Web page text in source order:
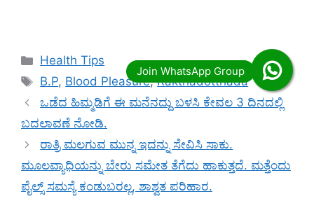
Categories
Health Tips
Tags
B.P, Blood Pleasure,Rakthadotthada
ಒಡೆದ ಹಿಮ್ಮಡಿಗೆ ಈ ಮನೆನದ್ದು ಬಳಸಿ ಕೇವಲ 3 ದಿನದಲ್ಲಿ
ಬದಲಾವಣೆ ನೋಡಿ.
ರಾತ್ರಿ ಮಲಗುವ ಮುನ್ನ ಇದನ್ನು ಸೇವಿಸಿ ಸಾಕು.
ಮೂಲವ್ಯಾಧಿಯನ್ನು ಬೇರು ಸಮೇತ ತೆಗೆದು ಹಾಕುತ್ತದೆ. ಮತ್ತೆಂದು
ಪೈಲ್ಸ್ ಸಮಸ್ಯೆ ಕಂಡುಬರಲ್ಲ, ಶಾಶ್ವತ ಪರಿಹಾರ.